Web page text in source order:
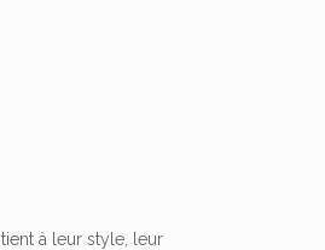
tient à leur style, leur